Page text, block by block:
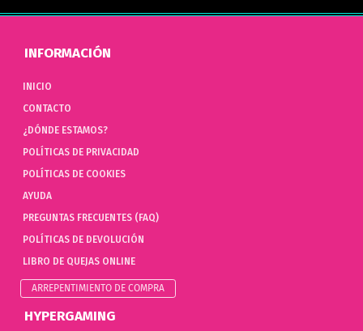
INFORMACIÓN
INICIO
CONTACTO
¿DÓNDE ESTAMOS?
POLÍTICAS DE PRIVACIDAD
POLÍTICAS DE COOKIES
AYUDA
PREGUNTAS FRECUENTES (FAQ)
POLÍTICAS DE DEVOLUCIÓN
LIBRO DE QUEJAS ONLINE
ARREPENTIMIENTO DE COMPRA
HYPERGAMING